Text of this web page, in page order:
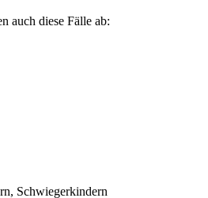
auch diese Fälle ab:
Schwiegerkindern